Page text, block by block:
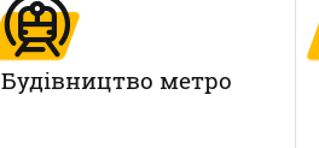
Будівництво метро